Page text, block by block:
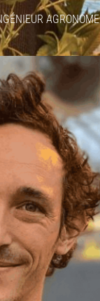
AGRONOME